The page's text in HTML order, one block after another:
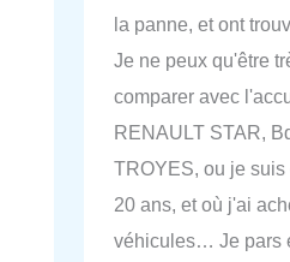
la panne, et ont
Je ne peux qu'être
comparer avec
RENAULT STAR,
TROYES, ou je
20 ans, et où j'ai
véhicules… Je pars